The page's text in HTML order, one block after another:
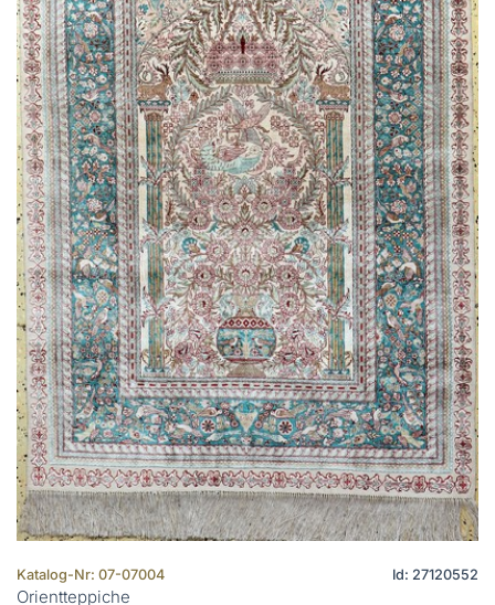
Katalog-Nr: 07-07004 Id: 27120552
Orientteppiche